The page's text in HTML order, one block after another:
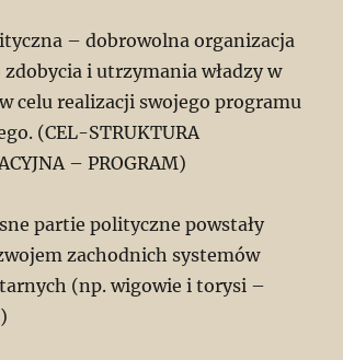
– dobrowolna organizacja
zdobycia i utrzymania władzy w
celu realizacji swojego programu
(CEL-STRUKTURA
– PROGRAM)
partie polityczne powstały
zachodnich systemów
(np. wigowie i torysi –